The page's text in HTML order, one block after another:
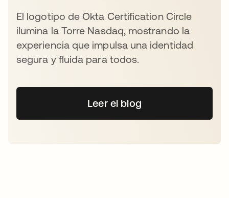
El logotipo de Okta Certification Circle
ilumina la Torre Nasdaq, mostrando la
experiencia que impulsa una identidad
segura y fluida para todos.
Leer el blogse abre en una pestaña